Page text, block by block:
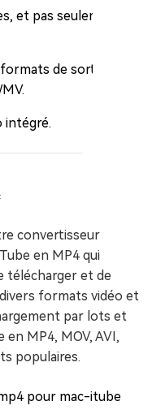
et pas seulement
de sortie,
intégré.
convertisseur
en MP4 qui
télécharger et de
formats vidéo et
par lots et
MP4, MOV, AVI,
populaires.